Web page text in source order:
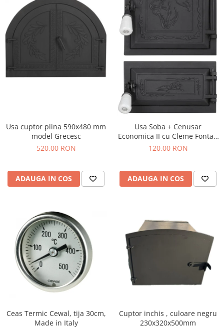
Usa cuptor plina 590x480 mm
model Grecesc
520,00 RON
ADAUGA IN COS
Usa Soba + Cenusar
Economica II cu Cleme Fonta /
H[mm]: 270+140; B[mm]: 250
120,00 RON
ADAUGA IN COS
Ceas Termic Cewal, tija 30cm,
Made in Italy
Cuptor inchis , culoare negru
230x320x500mm